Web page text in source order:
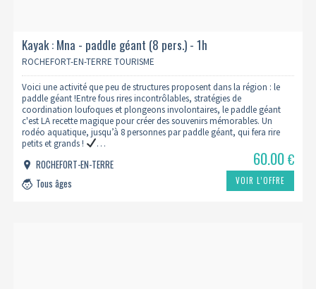
Kayak : Mna - paddle géant (8 pers.) - 1h
ROCHEFORT-EN-TERRE TOURISME
Voici une activité que peu de structures proposent dans la région : le
paddle géant !Entre fous rires incontrôlables, stratégies de
coordination loufoques et plongeons involontaires, le paddle géant
c'est LA recette magique pour créer des souvenirs mémorables. Un
rodéo aquatique, jusqu’à 8 personnes par paddle géant, qui fera rire
petits et grands !
…
ROCHEFORT-EN-TERRE
Tous âges
60.00€
VOIR L’OFFRE